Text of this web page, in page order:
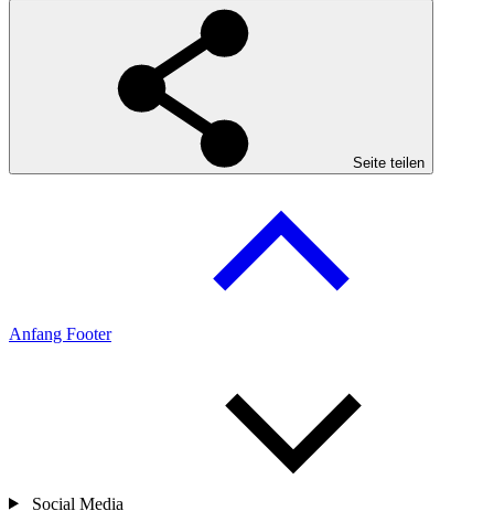
Seite teilen
Anfang Footer
Social Media